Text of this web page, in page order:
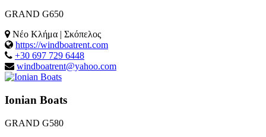
GRAND G650
Νέο Κλήμα | Σκόπελος
https://windboatrent.com
+30 697 729 6448
windboatrent@yahoo.com
Ionian Boats
GRAND G580